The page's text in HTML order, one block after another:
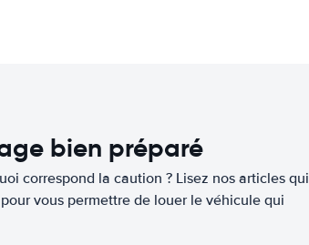
bien préparé
correspond la caution ? Lisez nos articles qui
vous permettre de louer le véhicule qui